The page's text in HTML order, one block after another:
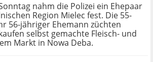
nahm die Polizei ein Ehepaar
Region Mielec fest. Die 55-
56-jähriger Ehemann züchten
selbst gemachte Fleisch- und
Markt in Nowa Deba.